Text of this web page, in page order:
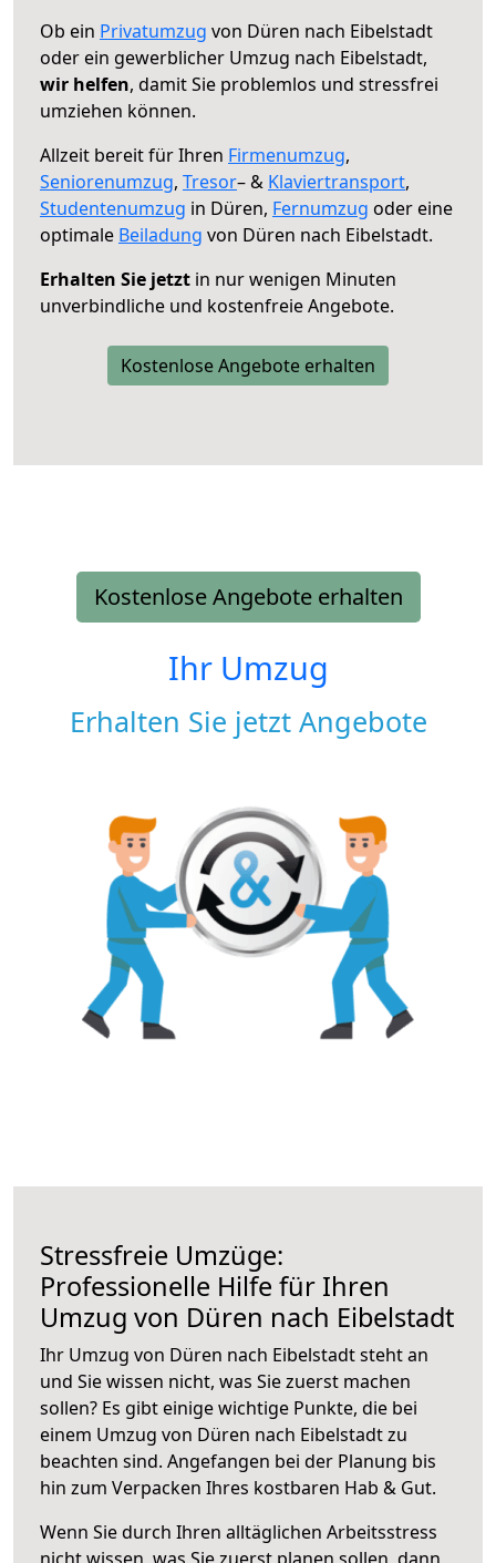
Ob ein Privatumzug von Düren nach Eibelstadt
oder ein gewerblicher Umzug nach Eibelstadt,
wir helfen, damit Sie problemlos und stressfrei
umziehen können.
Allzeit bereit für Ihren Firmenumzug,
Seniorenumzug, Tresor– & Klaviertransport,
Studentenumzug in Düren, Fernumzug oder eine
optimale Beiladung von Düren nach Eibelstadt.
Erhalten Sie jetzt in nur wenigen Minuten
unverbindliche und kostenfreie Angebote.
Kostenlose Angebote erhalten
Kostenlose Angebote erhalten
Ihr Umzug
Erhalten Sie jetzt Angebote
Stressfreie Umzüge:
Professionelle Hilfe für Ihren
Umzug von Düren nach Eibelstadt
Ihr Umzug von Düren nach Eibelstadt steht an
und Sie wissen nicht, was Sie zuerst machen
sollen? Es gibt einige wichtige Punkte, die bei
einem Umzug von Düren nach Eibelstadt zu
beachten sind. Angefangen bei der Planung bis
hin zum Verpacken Ihres kostbaren Hab & Gut.
Wenn Sie durch Ihren alltäglichen Arbeitsstress